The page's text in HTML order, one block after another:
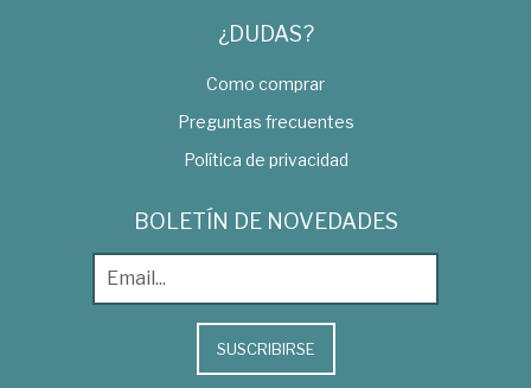
¿DUDAS?
Como comprar
Preguntas frecuentes
Política de privacidad
BOLETÍN DE NOVEDADES
SUSCRIBIRSE